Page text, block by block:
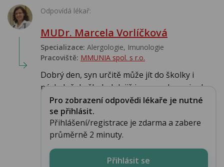
Odpovídá lékař:
MUDr. Marcela Vorlíčková
Specializace: Alergologie‎, Imunologie‎
Pracoviště: MMUNIA spol. s r.o.
Dobrý den, syn určitě může jít do školky i
následně do školy. Jak již jsem psala v minul...
Pro zobrazení odpovědi lékaře je nutné
se přihlásit.
Přihlášení/registrace je zdarma a zabere
průměrně 2 minuty.
Přihlásit se